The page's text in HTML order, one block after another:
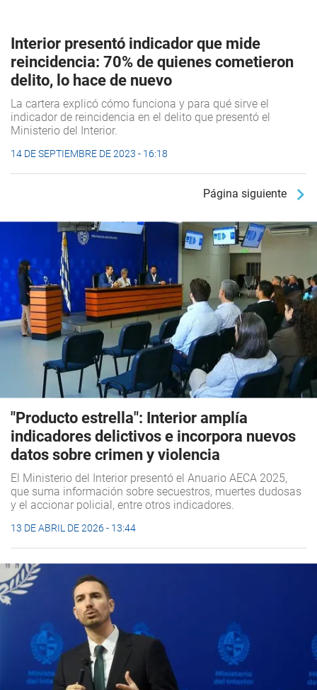
Interior presentó indicador que mide
reincidencia: 70% de quienes cometieron
delito, lo hace de nuevo
La cartera explicó cómo funciona y para qué sirve el
indicador de reincidencia en el delito que presentó el
Ministerio del Interior.
14 DE SEPTIEMBRE DE 2023 - 16:18
Página siguiente
"Producto estrella": Interior amplía
indicadores delictivos e incorpora nuevos
datos sobre crimen y violencia
El Ministerio del Interior presentó el Anuario AECA 2025,
que suma información sobre secuestros, muertes dudosas
y el accionar policial, entre otros indicadores.
13 DE ABRIL DE 2026 - 13:44